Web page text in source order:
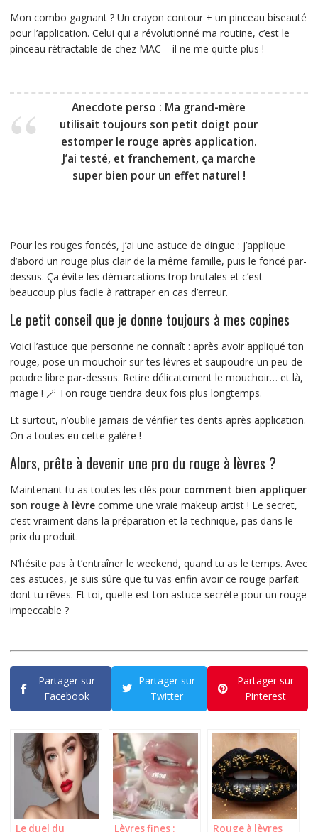
Mon combo gagnant ? Un crayon contour + un pinceau biseauté
pour l’application. Celui qui a révolutionné ma routine, c’est le
pinceau rétractable de chez MAC – il ne me quitte plus !
Anecdote perso : Ma grand-mère
utilisait toujours son petit doigt pour
estomper le rouge après application.
J’ai testé, et franchement, ça marche
super bien pour un effet naturel !
Pour les rouges foncés, j’ai une astuce de dingue : j’applique
d’abord un rouge plus clair de la même famille, puis le foncé par-
dessus. Ça évite les démarcations trop brutales et c’est
beaucoup plus facile à rattraper en cas d’erreur.
Le petit conseil que je donne toujours à mes copines
Voici l’astuce que personne ne connaît : après avoir appliqué ton
rouge, pose un mouchoir sur tes lèvres et saupoudre un peu de
poudre libre par-dessus. Retire délicatement le mouchoir… et là,
magie ! 🪄 Ton rouge tiendra deux fois plus longtemps.
Et surtout, n’oublie jamais de vérifier tes dents après application.
On a toutes eu cette galère !
Alors, prête à devenir une pro du rouge à lèvres ?
Maintenant tu as toutes les clés pour comment bien appliquer
son rouge à lèvrecomme une vraie makeup artist ! Le secret,
c’est vraiment dans la préparation et la technique, pas dans le
prix du produit.
N’hésite pas à t’entraîner le weekend, quand tu as le temps. Avec
ces astuces, je suis sûre que tu vas enfin avoir ce rouge parfait
dont tu rêves. Et toi, quelle est ton astuce secrète pour un rouge
impeccable ?
Partager sur
Facebook
Partager sur
Twitter
Partager sur
Pinterest
Le duel du
Lèvres fines :
Rouge à lèvres